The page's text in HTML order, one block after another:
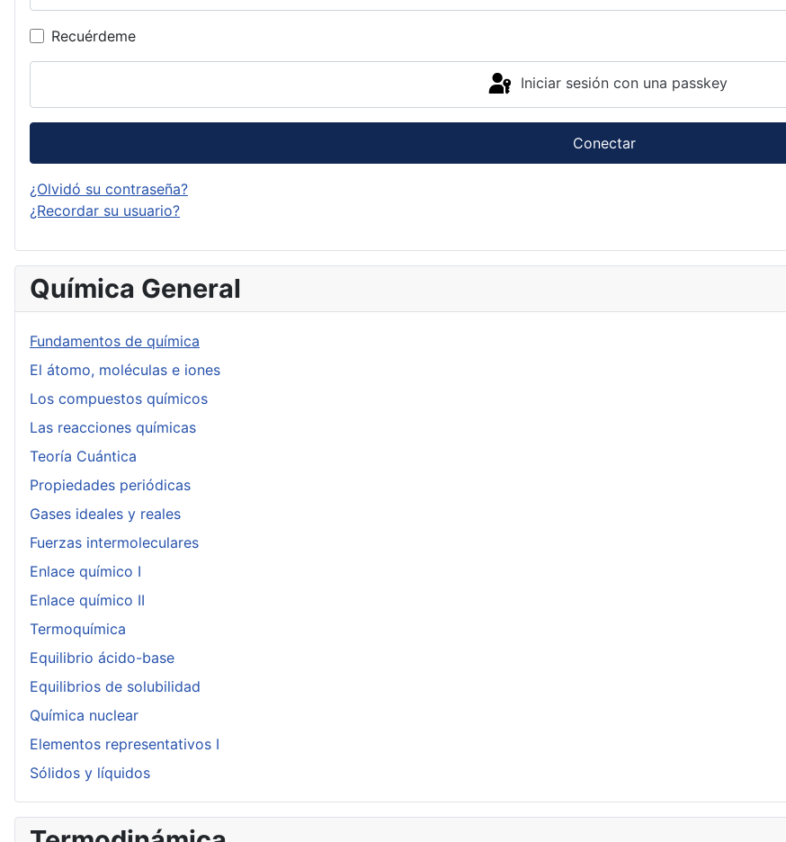
Recuérdeme
Iniciar sesión con una passkey
Conectar
¿Olvidó su contraseña?
¿Recordar su usuario?
Química General
Fundamentos de química
El átomo, moléculas e iones
Los compuestos químicos
Las reacciones químicas
Teoría Cuántica
Propiedades periódicas
Gases ideales y reales
Fuerzas intermoleculares
Enlace químico I
Enlace químico II
Termoquímica
Equilibrio ácido-base
Equilibrios de solubilidad
Química nuclear
Elementos representativos I
Sólidos y líquidos